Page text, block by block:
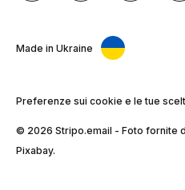
Made in Ukraine
Preferenze sui cookie e le tue
© 2026 Stripо.email - Foto fornite
Pixabay.